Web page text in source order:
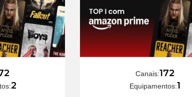
2
Canais:172
Equipamentos:1